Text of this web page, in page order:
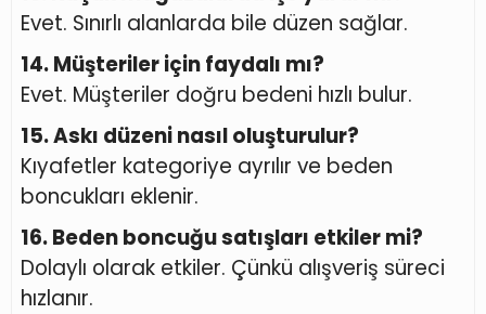
Evet. Sınırlı alanlarda bile düzen sağlar.
14. Müşteriler için faydalı mı?
Evet. Müşteriler doğru bedeni hızlı bulur.
15. Askı düzeni nasıl oluşturulur?
Kıyafetler kategoriye ayrılır ve beden
boncukları eklenir.
16. Beden boncuğu satışları etkiler mi?
Dolaylı olarak etkiler. Çünkü alışveriş süreci
hızlanır.